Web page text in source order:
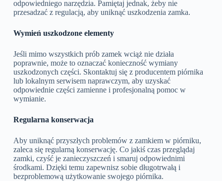
odpowiedniego narzędzia. Pamiętaj jednak, żeby nie
przesadzać z regulacją, aby uniknąć uszkodzenia zamka.
Wymień uszkodzone elementy
Jeśli mimo wszystkich prób zamek wciąż nie działa
poprawnie, może to oznaczać konieczność wymiany
uszkodzonych części. Skontaktuj się z producentem piórnika
lub lokalnym serwisem naprawczym, aby uzyskać
odpowiednie części zamienne i profesjonalną pomoc w
wymianie.
Regularna konserwacja
Aby uniknąć przyszłych problemów z zamkiem w piórniku,
zaleca się regularną konserwację. Co jakiś czas przeglądaj
zamki, czyść je zanieczyszczeń i smaruj odpowiednimi
środkami. Dzięki temu zapewnisz sobie długotrwałą i
bezproblemową użytkowanie swojego piórnika.